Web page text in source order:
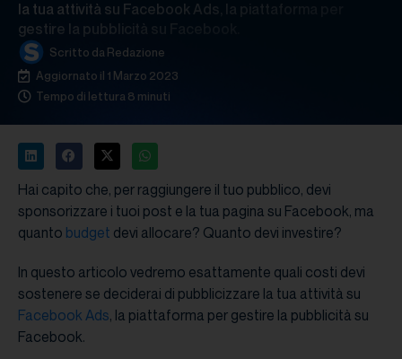
la tua attività su Facebook Ads, la piattaforma per
gestire la pubblicità su Facebook.
Scritto da Redazione
Aggiornato il 1 Marzo 2023
Tempo di lettura 8 minuti
Hai capito che, per raggiungere il tuo pubblico, devi
sponsorizzare i tuoi post e la tua pagina su Facebook, ma
quanto budget devi allocare? Quanto devi investire?
In questo articolo vedremo esattamente quali costi devi
sostenere se deciderai di pubblicizzare la tua attività su
Facebook Ads, la piattaforma per gestire la pubblicità su
Facebook.